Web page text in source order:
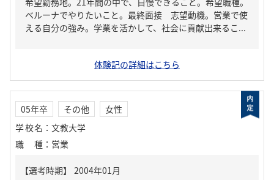
ベルーナでやりたいこと。最終面接 志望動機。営業で使
える自分の強み。学業を活かして、社会に貢献出来るこ...
体験記の詳細はこちら
05年卒 その他
女性
学校名 ： 文教大学
職種 ： 営業